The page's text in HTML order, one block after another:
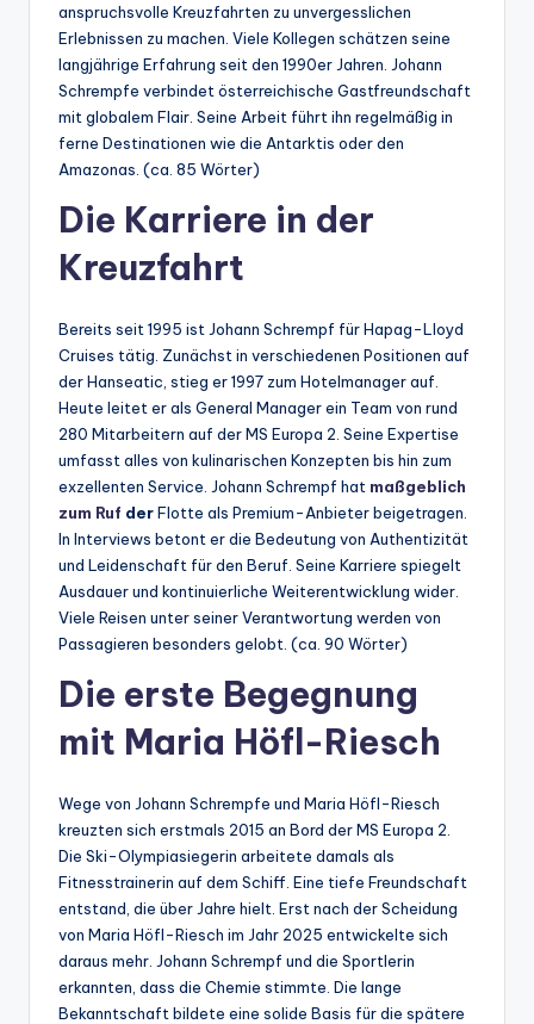
anspruchsvolle Kreuzfahrten zu unvergesslichen
Erlebnissen zu machen. Viele Kollegen schätzen seine
langjährige Erfahrung seit den 1990er Jahren. Johann
Schrempfe verbindet österreichische Gastfreundschaft
mit globalem Flair. Seine Arbeit führt ihn regelmäßig in
ferne Destinationen wie die Antarktis oder den
Amazonas. (ca. 85 Wörter)
Die Karriere in der
Kreuzfahrt
Bereits seit 1995 ist Johann Schrempf für Hapag-Lloyd
Cruises tätig. Zunächst in verschiedenen Positionen auf
der Hanseatic, stieg er 1997 zum Hotelmanager auf.
Heute leitet er als General Manager ein Team von rund
280 Mitarbeitern auf der MS Europa 2. Seine Expertise
umfasst alles von kulinarischen Konzepten bis hin zum
exzellenten Service. Johann Schrempf hat maßgeblich
zum Ruf derFlotte als Premium-Anbieter beigetragen.
In Interviews betont er die Bedeutung von Authentizität
und Leidenschaft für den Beruf. Seine Karriere spiegelt
Ausdauer und kontinuierliche Weiterentwicklung wider.
Viele Reisen unter seiner Verantwortung werden von
Passagieren besonders gelobt. (ca. 90 Wörter)
Die erste Begegnung
mit Maria Höfl-Riesch
Wege von Johann Schrempfe und Maria Höfl-Riesch
kreuzten sich erstmals 2015 an Bord der MS Europa 2.
Die Ski-Olympiasiegerin arbeitete damals als
Fitnesstrainerin auf dem Schiff. Eine tiefe Freundschaft
entstand, die über Jahre hielt. Erst nach der Scheidung
von Maria Höfl-Riesch im Jahr 2025 entwickelte sich
daraus mehr. Johann Schrempf und die Sportlerin
erkannten, dass die Chemie stimmte. Die lange
Bekanntschaft bildete eine solide Basis für die spätere